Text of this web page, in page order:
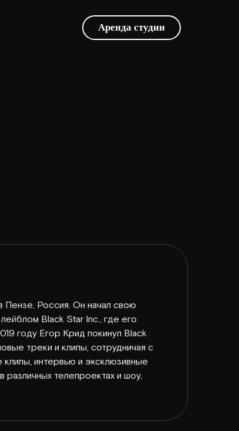
Аренда студии
Пензе, Россия. Он начал свою
Black Star Inc., где его
году Егор Крид покинул Black
треки и клипы, сотрудничая с
клипы, интервью и эксклюзивные
телепроектах и шоу,